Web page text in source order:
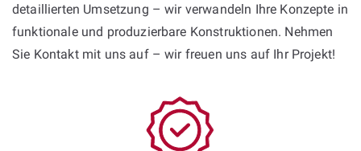
detaillierten Umsetzung – wir verwandeln Ihre Konzepte in
funktionale und produzierbare Konstruktionen. Nehmen
Sie Kontakt mit uns auf – wir freuen uns auf Ihr Projekt!